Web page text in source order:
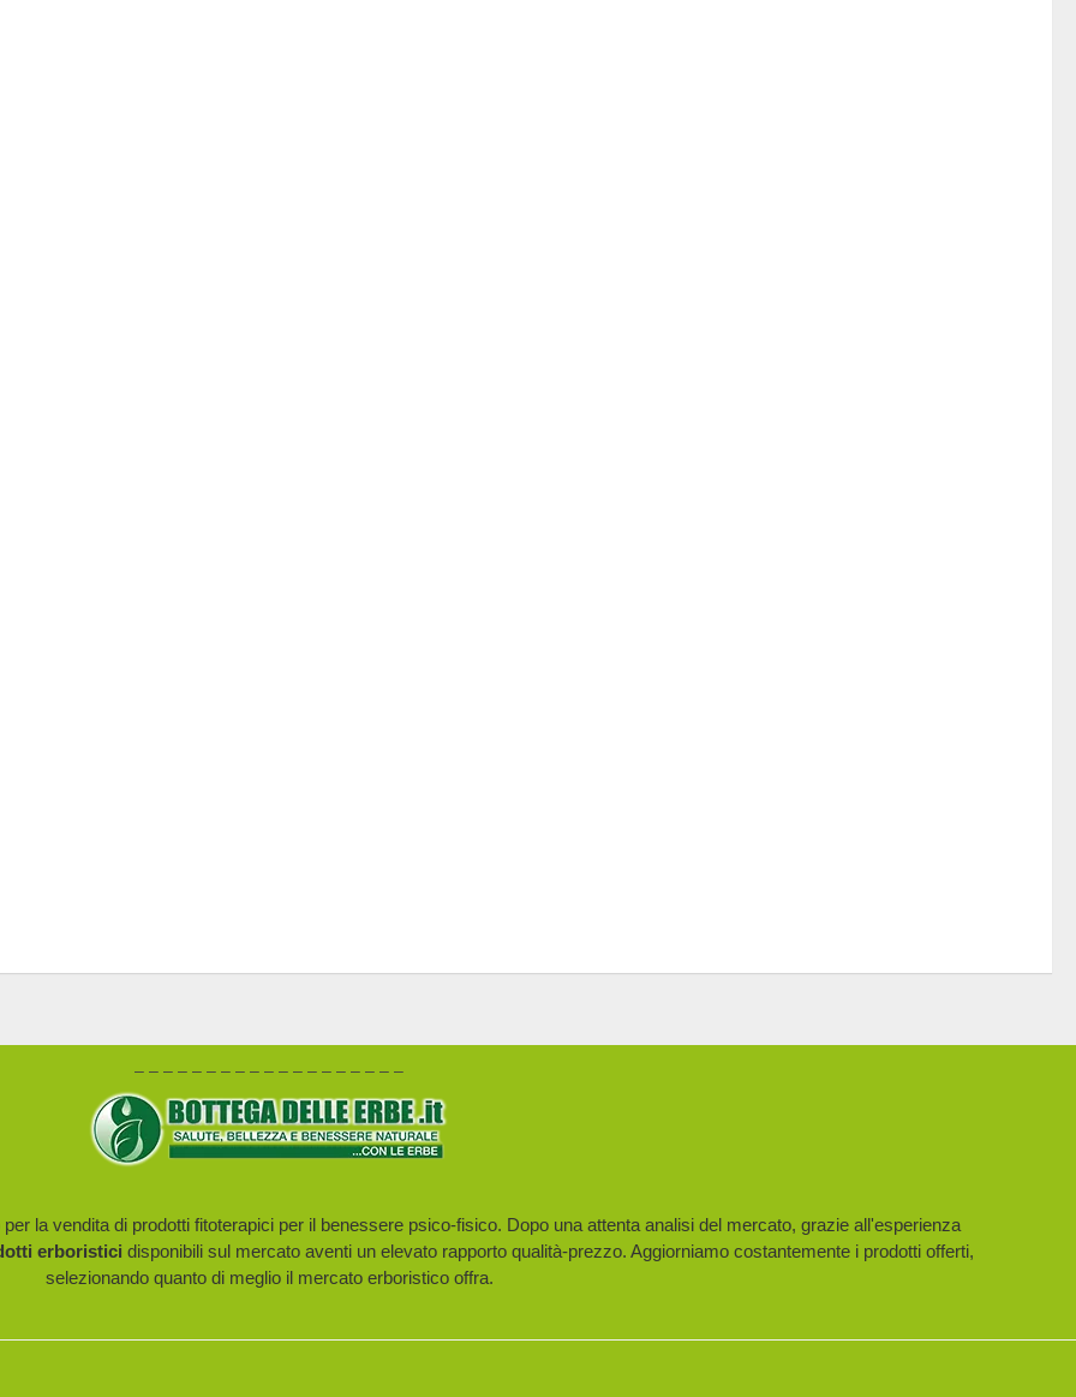
– – – – – – – – – – – – – – – – – – –
la vendita di prodotti fitoterapici per il benessere psico-fisico. Dopo una attenta analisi del mercato, grazie all'esperienza
erboristici disponibili sul mercato aventi un elevato rapporto qualità-prezzo. Aggiorniamo costantemente i prodotti offerti,
selezionando quanto di meglio il mercato erboristico offra.